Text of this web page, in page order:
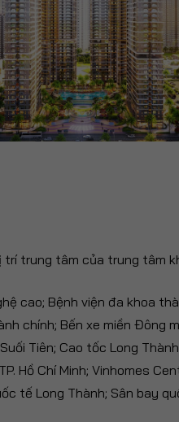
trí trung tâm của trung tâm
cao; Bệnh viện đa khoa
chính; Bến xe miền Đông
Tiên; Cao tốc Long
Hồ Chí Minh; Vinhomes
tế Long Thành; Sân bay